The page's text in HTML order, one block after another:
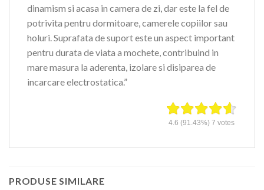
dinamism si acasa in camera de zi, dar este la fel de
potrivita pentru dormitoare, camerele copiilor sau
holuri. Suprafata de suport este un aspect important
pentru durata de viata a mochete, contribuind in
mare masura la aderenta, izolare si disiparea de
incarcare electrostatica.”
4.6 (91.43%) 7 votes
PRODUSE SIMILARE